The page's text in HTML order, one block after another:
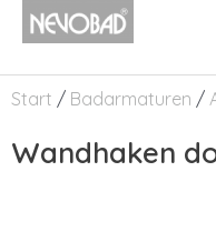
Start / Badarmaturen /
Wandhaken